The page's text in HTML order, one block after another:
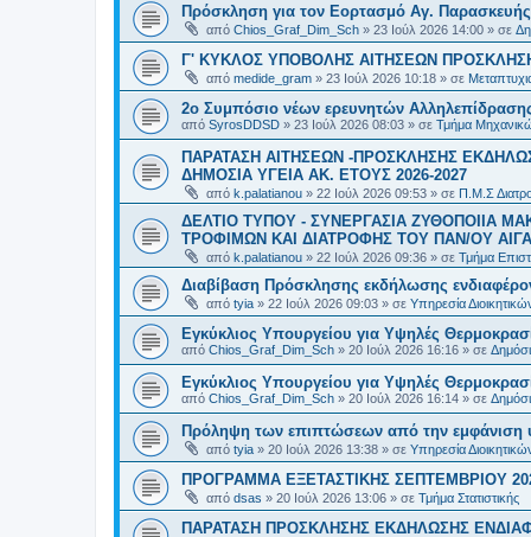
Πρόσκληση για τον Εορτασμό Αγ.
από Chios_Graf_Dim_Sch » 23 Ιούλ 2026 14:00 » σε
Γ' ΚΥΚΛΟΣ ΥΠΟΒΟΛΗΣ ΑΙΤΗΣΕΩΝ
από medide_gram » 23 Ιούλ 2026 10:18 » σε
2ο Συμπόσιο νέων ερευνητών
από SyrosDDSD » 23 Ιούλ 2026 08:03 » σε Τμήμα
ΠΑΡΑΤΑΣΗ ΑΙΤΗΣΕΩΝ -ΠΡΟΣΚΛΗΣΗΣ
ΔΗΜΟΣΙΑ ΥΓΕΙΑ AK. ETOYΣ 2026-2027
από k.palatianou » 22 Ιούλ 2026 09:53 » σε Π.Μ.Σ
ΔΕΛΤΙΟ ΤΥΠΟΥ - ΣΥΝΕΡΓΑΣΙΑ ΖΥΘΟΠΟΙΙΑ
ΤΡΟΦΙΜΩΝ ΚΑΙ ΔΙΑΤΡΟΦΗΣ ΤΟΥ ΠΑΝ/ΟΥ
από k.palatianou » 22 Ιούλ 2026 09:36 » σε Τμήμα
Διαβίβαση Πρόσκλησης εκδήλωσης
από tyia » 22 Ιούλ 2026 09:03 » σε Υπηρεσία
Εγκύκλιος Υπουργείου για Υψηλές
από Chios_Graf_Dim_Sch » 20 Ιούλ 2026 16:16 » σε
Εγκύκλιος Υπουργείου για Υψηλές
από Chios_Graf_Dim_Sch » 20 Ιούλ 2026 16:14 » σε
Πρόληψη των επιπτώσεων από την εμφάνιση
από tyia » 20 Ιούλ 2026 13:38 » σε Υπηρεσία
ΠΡΟΓΡΑΜΜΑ ΕΞΕΤΑΣΤΙΚΗΣ ΣΕΠΤΕΜΒΡΙΟΥ
από dsas » 20 Ιούλ 2026 13:06 » σε Τμήμα Στατιστικής
ΠΑΡΑΤΑΣΗ ΠΡΟΣΚΛΗΣΗΣ ΕΚΔΗΛΩΣΗΣ